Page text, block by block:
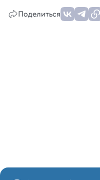
Поделиться